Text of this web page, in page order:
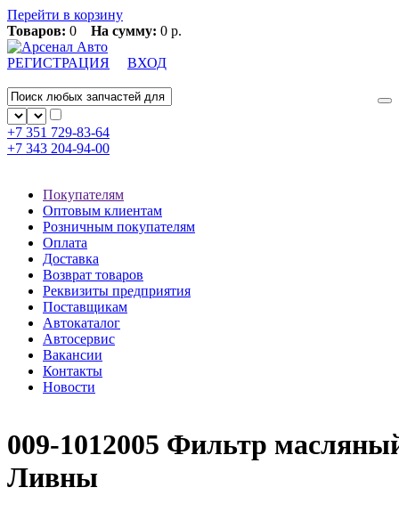
Перейти в корзину
Товаров: 0 На сумму: 0 р.
РЕГИСТРАЦИЯ ВХОД
+7 351 729-83-64
+7 343 204-94-00
Покупателям
Оптовым клиентам
Розничным покупателям
Оплата
Доставка
Возврат товаров
Реквизиты предприятия
Поставщикам
Автокаталог
Автосервис
Вакансии
Контакты
Новости
009-1012005 Фильтр
Ливны